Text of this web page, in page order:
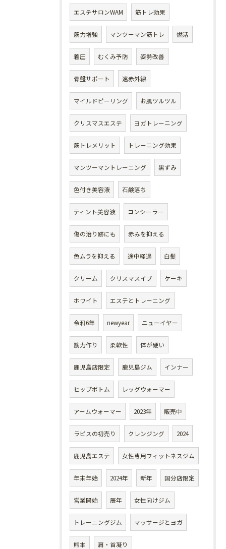
エステサロンWAM 筋トレ効果
筋力増強 マンツーマン筋トレ 燃活
着圧 むくみ予防 姿勢改善
骨盤サポート 遠赤外線
マイルドピーリング お肌ツルツル
クリスマスエステ ヨガトレーニング
筋トレメリット トレーニング効果
マンツーマントレーニング 黒ずみ
色付き美容液 石鹸落ち
ティント美容液 コンシーラー
傷の治り跡にも 赤みを抑える
色ムラを抑える 途中経過 白髪
クリーム クリスマスイブ ケーキ
ホワイト エステとトレーニング
令和6年 newyear ニューイヤー
筋力作り 柔軟性 体が硬い
鹿児島店限定 鹿児島ジム インナー
ヒップボトム レッグウォーマー
アームウォーマー 2023年 販売中
ラピスの初売り クレンジング 2024
鹿児島エステ 女性専用フィットネスジム
年末年始 2024年 新年 国分店限定
営業開始 辰年 女性向けジム
トレーニングジム マッサージとヨガ
熊本 肩・首凝り